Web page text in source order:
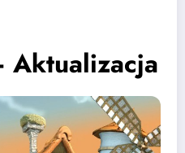
Aktualizacja